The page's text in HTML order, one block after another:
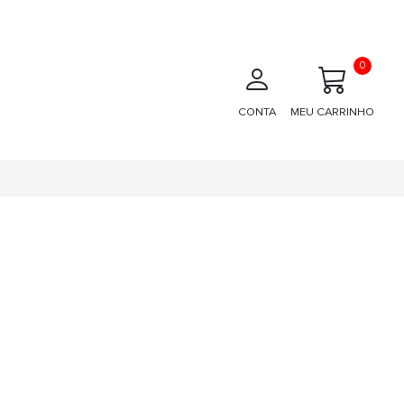
CONTA MEU CARRINHO
0